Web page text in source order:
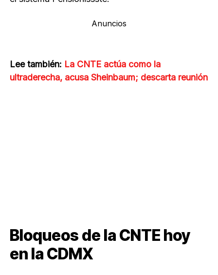
Anuncios
Lee también: La CNTE actúa como la
ultraderecha, acusa Sheinbaum; descarta reunión
Bloqueos de la CNTE hoy
en la CDMX